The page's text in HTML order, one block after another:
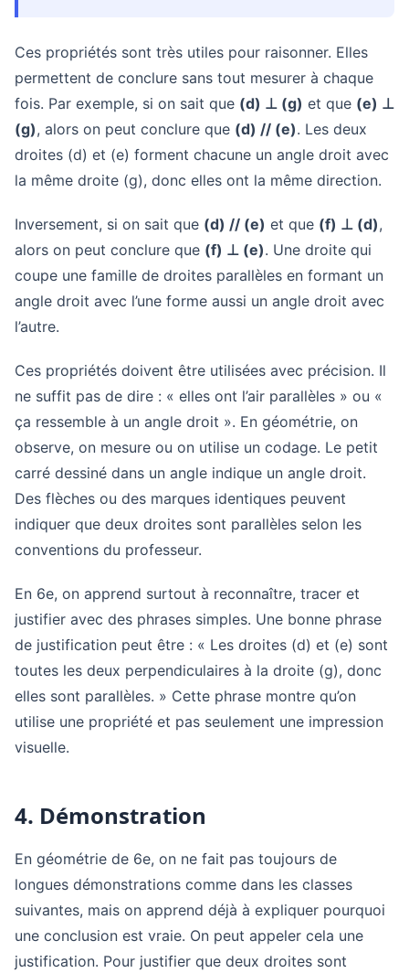
Ces propriétés sont très utiles pour raisonner. Elles
permettent de conclure sans tout mesurer à chaque
fois. Par exemple, si on sait que (d) ⊥ (g) et que (e) ⊥
(g), alors on peut conclure que (d) // (e). Les deux
droites (d) et (e) forment chacune un angle droit avec
la même droite (g), donc elles ont la même direction.
Inversement, si on sait que (d) // (e) et que (f) ⊥ (d),
alors on peut conclure que (f) ⊥ (e). Une droite qui
coupe une famille de droites parallèles en formant un
angle droit avec l’une forme aussi un angle droit avec
l’autre.
Ces propriétés doivent être utilisées avec précision. Il
ne suffit pas de dire : « elles ont l’air parallèles » ou «
ça ressemble à un angle droit ». En géométrie, on
observe, on mesure ou on utilise un codage. Le petit
carré dessiné dans un angle indique un angle droit.
Des flèches ou des marques identiques peuvent
indiquer que deux droites sont parallèles selon les
conventions du professeur.
En 6e, on apprend surtout à reconnaître, tracer et
justifier avec des phrases simples. Une bonne phrase
de justification peut être : « Les droites (d) et (e) sont
toutes les deux perpendiculaires à la droite (g), donc
elles sont parallèles. » Cette phrase montre qu’on
utilise une propriété et pas seulement une impression
visuelle.
4. Démonstration
En géométrie de 6e, on ne fait pas toujours de
longues démonstrations comme dans les classes
suivantes, mais on apprend déjà à expliquer pourquoi
une conclusion est vraie. On peut appeler cela une
justification. Pour justifier que deux droites sont